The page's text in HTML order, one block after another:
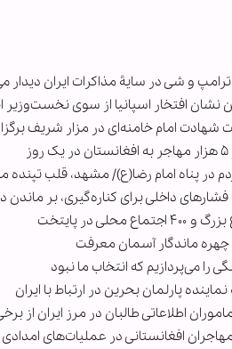
و شی در سایۀ مذاکرات ایران دیدار
نشان‌ افتخار اسپانیا از سوی
شهادت امام خامنه‌ای در مزار شریف
فشارهای داخلی برای کناره‌گیری، بر ماندن
ماندگار آسمان معرفت
را می‌پردازیم که انتخاب ما نبود
پارلمان بحرین در ارتباط با ایران
اطلاعاتی طالبان در مرز ایران از
افغانستانی در عملیات‌های امدادی